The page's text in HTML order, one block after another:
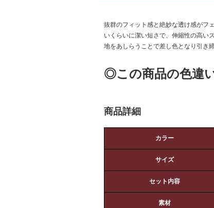
抜群のフィット感と絶妙な透け感がフ
いくらいに潔い短さで、伸縮性の高い
地をあしらうことで差し色となり引き
◎この商品の色違
商品詳細
カラー
サイズ
セット内容
素材